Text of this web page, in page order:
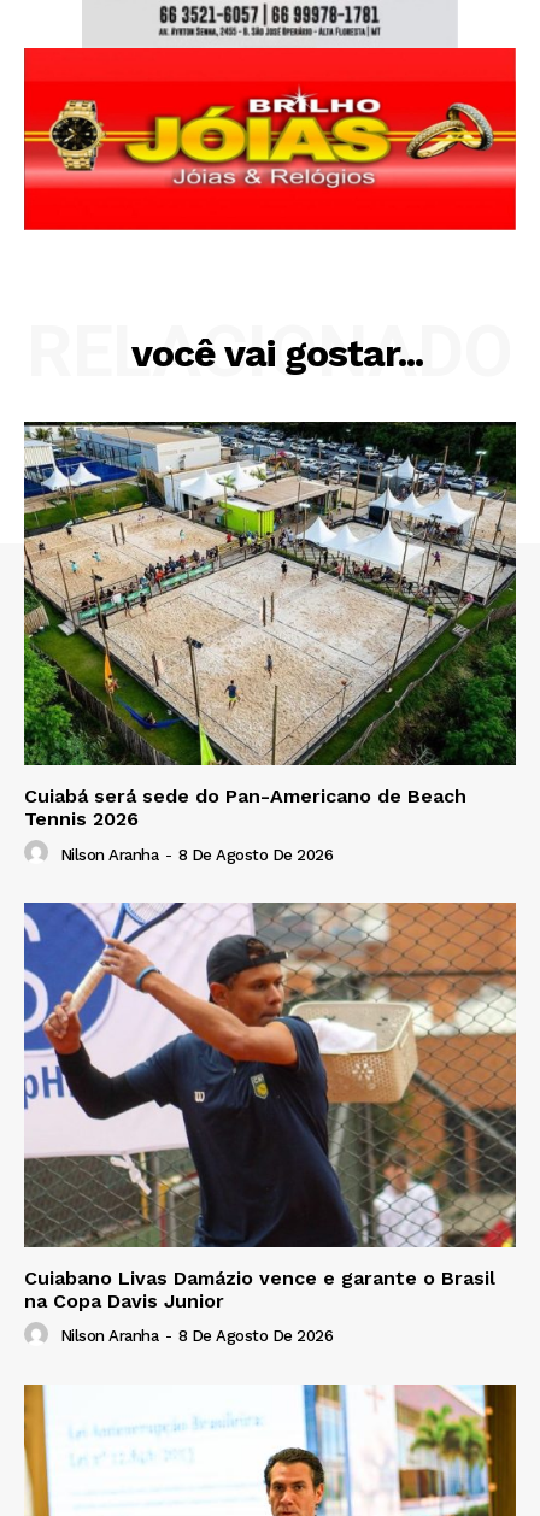
você vai gostar...
RELACIONADO
Cuiabá será sede do Pan-Americano de Beach
Tennis 2026
Nilson Aranha - 8 De Agosto De 2026
Cuiabano Livas Damázio vence e garante o Brasil
na Copa Davis Junior
Nilson Aranha - 8 De Agosto De 2026